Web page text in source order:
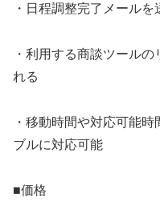
・日程調整完了メールを
・利用する商談ツール
れる
・移動時間や対応可能
ブルに対応可能
■価格